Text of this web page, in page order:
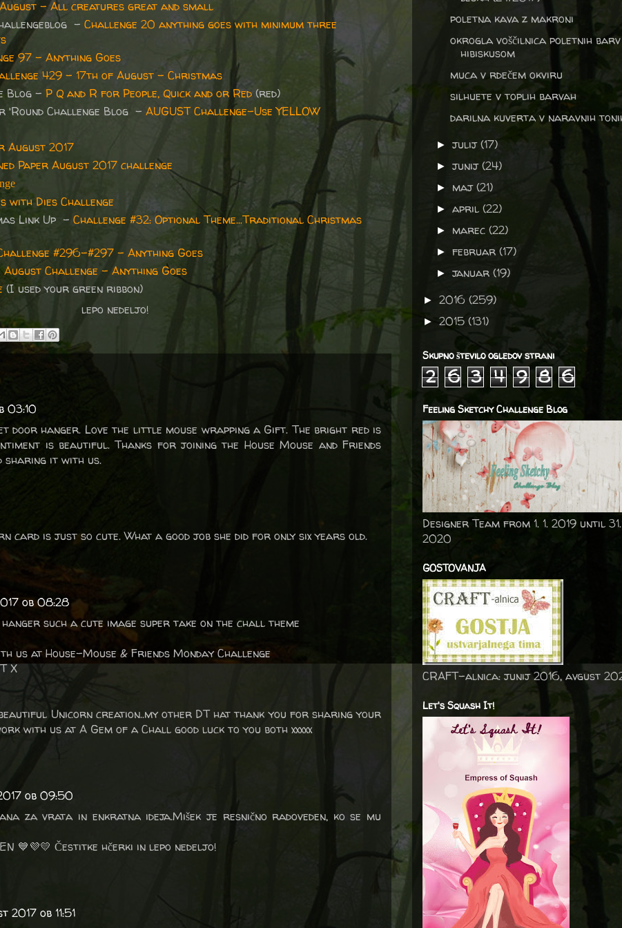
August - All creatures great and small
- Challenge 20 anything goes with minimum three
97 - Anything Goes
429 - 17th of August – Christmas
Blog - P Q and R for People, Quick and or Red (red)
'Round Challenge Blog - AUGUST Challenge-Use YELLOW
August 2017
Paper August 2017 challenge
with Dies Challenge
Link Up - Challenge #32: Optional Theme...Traditional Christmas
#296-#297 - Anything Goes
August Challenge - Anything Goes
(I used your green ribbon)
lepo nedeljo!
03:10
door hanger. Love the little mouse wrapping a Gift. The bright red is
is beautiful. Thanks for joining the House Mouse and Friends
sharing it with us.
card is just so cute. What a good job she did for only six years old.
ob 08:28
such a cute image super take on the chall theme
us at House-Mouse & Friends Monday Challenge
X
Unicorn creation..my other DT hat thank you for sharing your
with us at A Gem of a Chall good luck to you both xxxxx
ob 09:50
za vrata in enkratna ideja.Mišek je resnično radoveden, ko se mu
💙💜💛 Čestitke hčerki in lepo nedeljo!
2017 ob 11:51
poletna kava z makroni
okrogla voščilnica poletnih
hibiskusom
muca v rdečem okviru
silhuete v toplih barvah
darilna kuverta v naravnih
►julij(17)
►junij(24)
► maj(21)
►april(22)
► marec(22)
►februar(17)
►januar(19)
► 2016 (259)
► 2015 (131)
Skupno število ogledov strani
2 6 3 4 9 8 6
Feeling Sketchy Challenge Blog
Designer Team from 1. 1. 2019 until
2020
GOSTOVANJA
CRAFT-alnica: junij 2016, avgust
Let's Squash It!